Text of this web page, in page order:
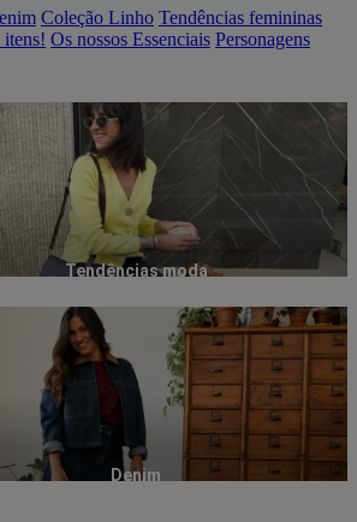
Coleção Linho Tendências femininas
itens! Os nossos Essenciais Personagens
Tendências moda
Denim